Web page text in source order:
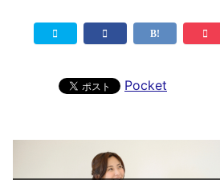
Pocket